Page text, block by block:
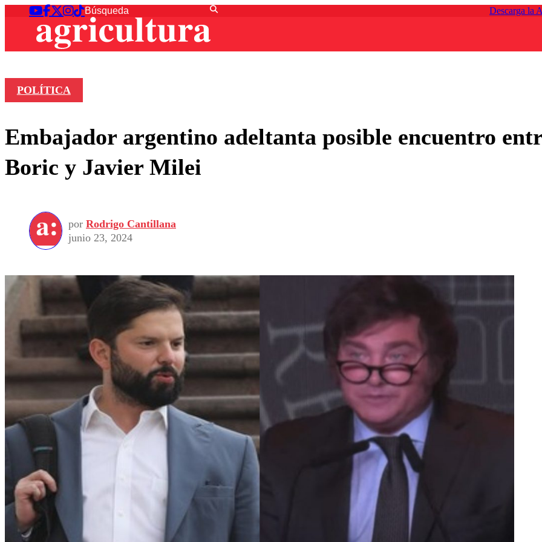
Descarga la
POLÍTICA
Embajador argentino adeltanta posible encuentro
Boric y Javier Milei
por Rodrigo Cantillana
junio 23, 2024